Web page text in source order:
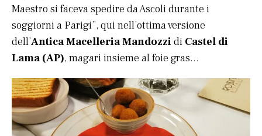
Maestro si faceva spedire da Ascoli durante i
soggiorni a Parigi”, qui nell’ottima versione
dell’Antica Macelleria Mandozzi di Castel di
Lama (AP), magari insieme al foie gras…